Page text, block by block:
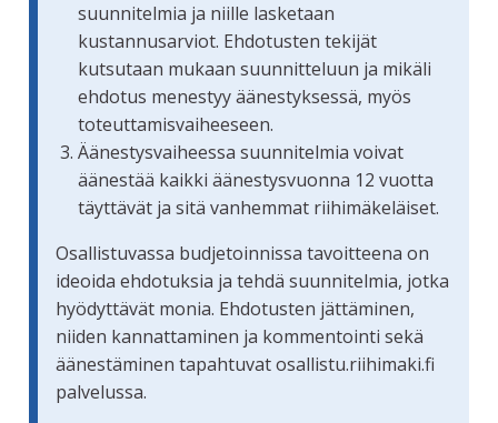
suunnitelmia ja niille lasketaan
kustannusarviot. Ehdotusten tekijät
kutsutaan mukaan suunnitteluun ja mikäli
ehdotus menestyy äänestyksessä, myös
toteuttamisvaiheeseen.
Äänestysvaiheessa suunnitelmia voivat
äänestää kaikki äänestysvuonna 12 vuotta
täyttävät ja sitä vanhemmat riihimäkeläiset.
Osallistuvassa budjetoinnissa tavoitteena on
ideoida ehdotuksia ja tehdä suunnitelmia, jotka
hyödyttävät monia. Ehdotusten jättäminen,
niiden kannattaminen ja kommentointi sekä
äänestäminen tapahtuvat osallistu.riihimaki.fi
palvelussa.